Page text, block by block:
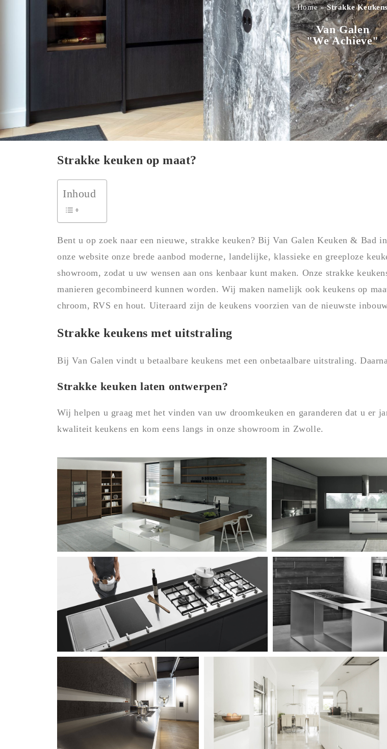
Home»Strakke
Van Galen
"We Achieve"
Strakke keuken op maat?
Inhoud
Bent u op zoek naar een nieuwe, strakke keuken? Bij Van Galen Keuken &
onze website onze brede aanbod moderne, landelijke, klassieke en greeploze
showroom, zodat u uw wensen aan ons kenbaar kunt maken. Onze strakke
manieren gecombineerd kunnen worden. Wij maken namelijk ook keukens op
chroom, RVS en hout. Uiteraard zijn de keukens voorzien van de nieuwste
Strakke keukens met uitstraling
Bij Van Galen vindt u betaalbare keukens met een onbetaalbare uitstraling.
Strakke keuken laten ontwerpen?
Wij helpen u graag met het vinden van uw droomkeuken en garanderen dat u er
kwaliteit keukens en kom eens langs in onze showroom in Zwolle.